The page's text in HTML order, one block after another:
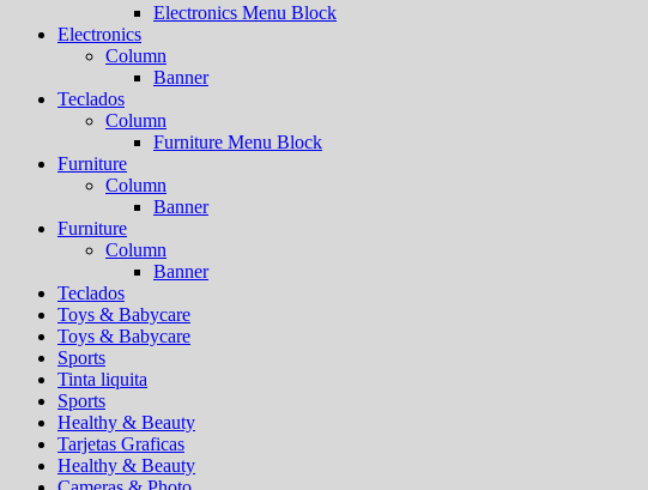
Electronics Menu Block
Electronics
Column
Banner
Teclados
Column
Furniture Menu Block
Furniture
Column
Banner
Furniture
Column
Banner
Teclados
Toys & Babycare
Toys & Babycare
Sports
Tinta liquita
Sports
Healthy & Beauty
Tarjetas Graficas
Healthy & Beauty